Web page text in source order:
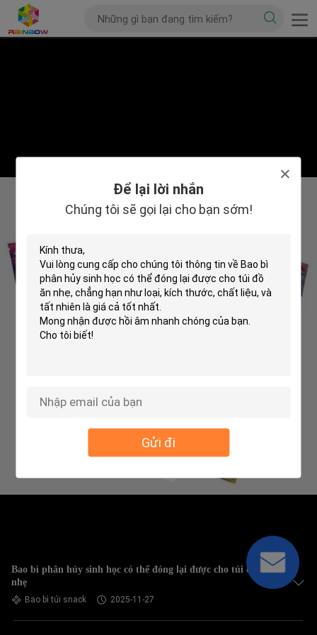
Để lại lời nhắn
Chúng tôi sẽ gọi lại cho bạn sớm!
Gửi đi
Bao bì phân hủy sinh học có thể đóng lại được cho túi đồ ăn
nhẹ
Bao bì túi snack 2025-11-27